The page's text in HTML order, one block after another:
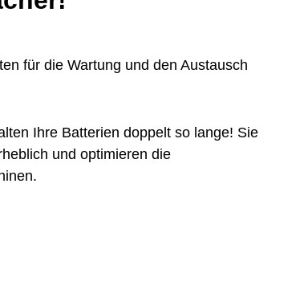
für die Wartung und den Austausch
Ihre Batterien doppelt so lange! Sie
und optimieren die